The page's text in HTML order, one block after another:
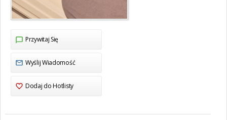
Przywitaj Się
Wyślij Wiadomość
Dodaj do Hotlisty